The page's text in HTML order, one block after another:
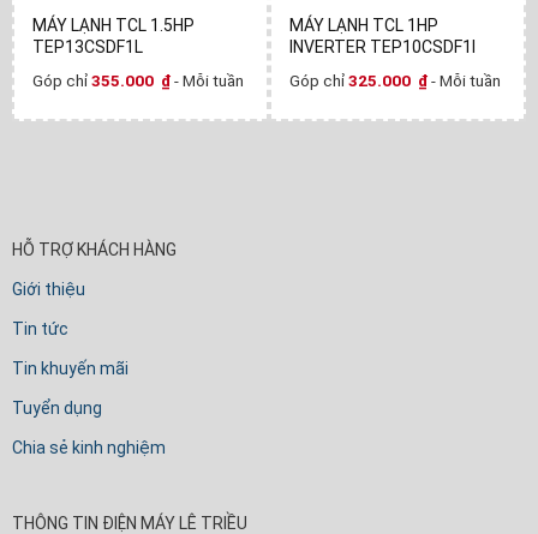
MÁY LẠNH TCL 1.5HP
TEP13CSDF1L
Góp chỉ355.000 ₫- Mỗi tuần
MÁY LẠNH TCL 1HP
INVERTER TEP10CSDF1I
Góp chỉ325.000 ₫- Mỗi tuần
HỖ TRỢ KHÁCH HÀNG
Giới thiệu
Tin tức
Tin khuyến mãi
Tuyển dụng
Chia sẻ kinh nghiệm
THÔNG TIN ĐIỆN MÁY LÊ TRIỀU